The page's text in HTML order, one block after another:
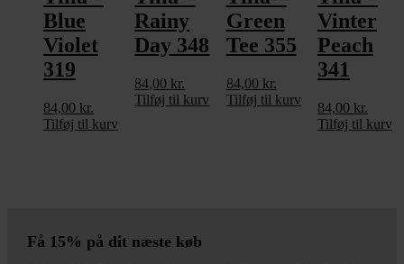
Blue
Violet
319
84,00 kr.
Tilføj til kurv
Rainy
Day 348
84,00 kr.
Tilføj til kurv
Green
Tee 355
84,00 kr.
Tilføj til kurv
Vinter
Peach
341
84,00 kr.
Tilføj til kurv
Få 15% på dit næste køb